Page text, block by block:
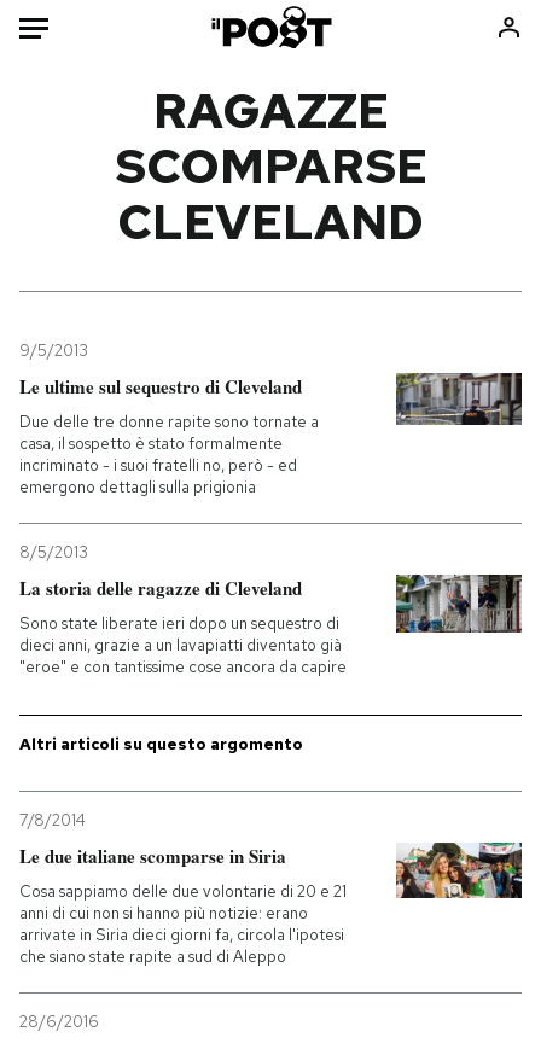
Mondo
Internet
Scienza
Cultura
Economia
Sport
Moda
Libri
PODCAST
NEWSLETTER
I MIEI PREFERITI
SHOP
CALENDARIO
RAGAZZE
SCOMPARSE
CLEVELAND
9/5/2013
Le ultime sul sequestro di Cleveland
Due delle tre donne rapite sono tornate a
casa, il sospetto è stato formalmente
incriminato - i suoi fratelli no, però - ed
emergono dettagli sulla prigionia
8/5/2013
La storia delle ragazze di Cleveland
Sono state liberate ieri dopo un sequestro di
dieci anni, grazie a un lavapiatti diventato già
"eroe" e con tantissime cose ancora da capire
Altri articoli su questo argomento
7/8/2014
Le due italiane scomparse in Siria
Cosa sappiamo delle due volontarie di 20 e 21
anni di cui non si hanno più notizie: erano
arrivate in Siria dieci giorni fa, circola l'ipotesi
che siano state rapite a sud di Aleppo
28/6/2016